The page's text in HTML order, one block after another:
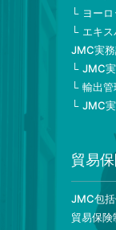
ヨー
エキ
JMC実
JMC
輸出
JMC
貿易
JMC包
貿易保険